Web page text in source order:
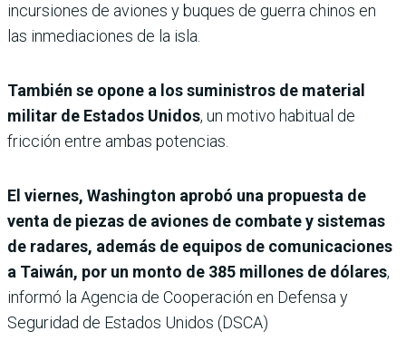
incursiones de aviones y buques de guerra chinos en
las inmediaciones de la isla.
También se opone a los suministros de material
militar de Estados Unidos, un motivo habitual de
fricción entre ambas potencias.
El viernes, Washington aprobó una propuesta de
venta de piezas de aviones de combate y sistemas
de radares, además de equipos de comunicaciones
a Taiwán, por un monto de 385 millones de dólares,
informó la Agencia de Cooperación en Defensa y
Seguridad de Estados Unidos (DSCA)